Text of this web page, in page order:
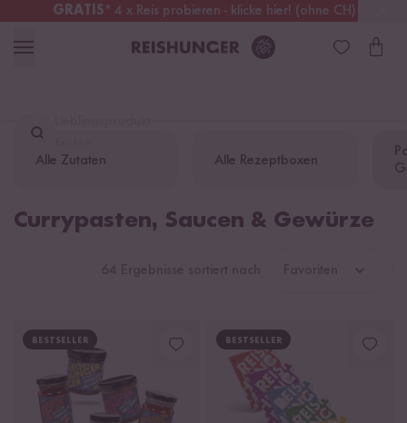
GRATIS* 4 x Reis probieren - klicke hier! (ohne CH)
Schweiz Alle Zölle & Steuern inklusive
Alle Zutaten
Alle Rezeptboxen
Currypasten, Saucen & Gewürze
BESTSELLER BESTSELLER